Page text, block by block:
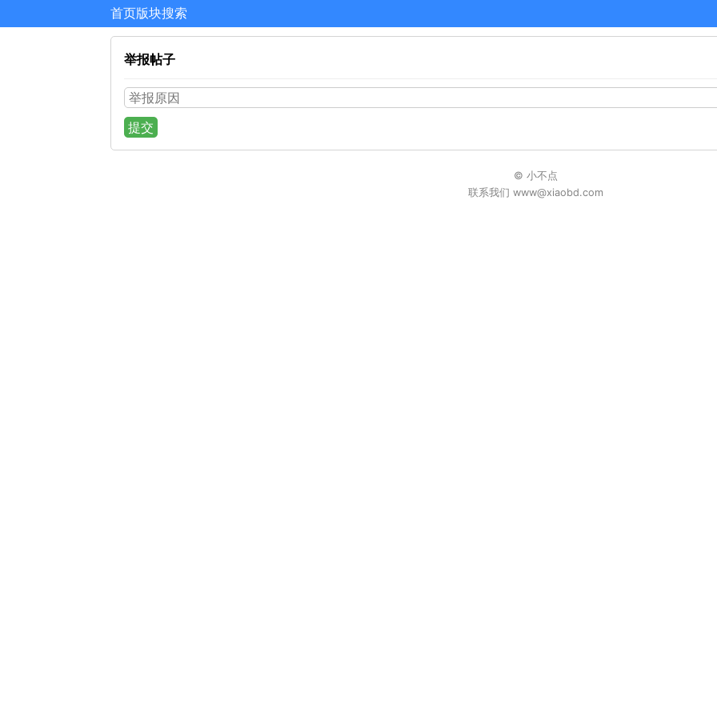
首页版块搜索
举报帖子
提交
© 小不点
联系我们 www@xiaobd.com